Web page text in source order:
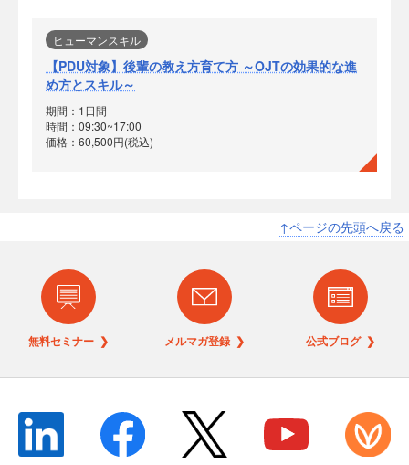
ヒューマンスキル
【PDU対象】後輩の教え方育て方 ～OJTの効果的な進
め方とスキル～
期間：1日間
時間：09:30~17:00
価格：60,500円(税込)
↑ページの先頭へ戻る
無料セミナー ❯ メルマガ登録 ❯ 公式ブログ ❯